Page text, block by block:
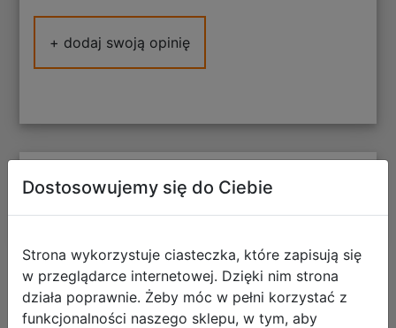
+ dodaj swoją opinię
Polecane
Persona 4 Revival Steelbook Edition
PL (PC)
Dostosowujemy się do Ciebie
Strona wykorzystuje ciasteczka, które zapisują się
w przeglądarce internetowej. Dzięki nim strona
działa poprawnie. Żeby móc w pełni korzystać z
funkcjonalności naszego sklepu, w tym, aby